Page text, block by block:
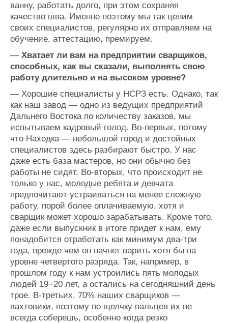
ванну, работать долго, при этом сохраняя
качество шва. Именно поэтому мы так ценим
своих специалистов, регулярно их отправляем на
обучение, аттестацию, премируем.
— Хватает ли вам на предприятии сварщиков,
способных, как вы сказали, выполнять свою
работу длительно и на высоком уровне?
— Хорошие специалисты у НСРЗ есть. Однако, так
как наш завод — одно из ведущих предприятий
Дальнего Востока по количеству заказов, мы
испытываем кадровый голод. Во-первых, потому
что Находка — небольшой город и достойных
специалистов здесь разбирают быстро. У нас
даже есть база мастеров, но они обычно без
работы не сидят. Во-вторых, что происходит не
только у нас, молодые ребята и девчата
предпочитают устраиваться на менее сложную
работу, порой более оплачиваемую, хотя и
сварщик может хорошо зарабатывать. Кроме того,
даже если выпускник в итоге придет к нам, ему
понадобится отработать как минимум два-три
года, прежде чем он начнет варить хотя бы на
уровне четвертого разряда. Так, например, в
прошлом году к нам устроились пять молодых
людей 19−20 лет, а остались на сегодняшний день
трое. В-третьих, 70% наших сварщиков —
вахтовики, поэтому по щелчку пальцев их не
всегда соберешь, особенно когда резко